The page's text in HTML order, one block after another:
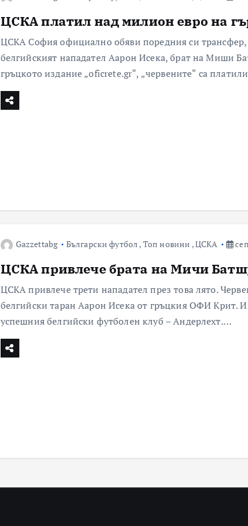
ЦСКА платил над милион евро на
ЦСКА София официално обяви поредния си
белгийският нападател Аарон Исека, брат на Миши
гръцкото издание „oficrete.gr“, „червените“ са
Gazzettabg Български футбол , Топ новини ,ЦСКА
ЦСКА привлече брата на Мичи
ЦСКА привлече трети нападател през това лято.
белгийски таран Аарон Исека от гръцкия ОФИ Крит.
успешния белгийски футболен клуб – Андерлехт.…